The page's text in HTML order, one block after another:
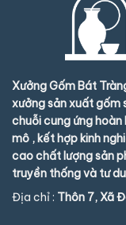
Xưởng Gốm Bát
xưởng sản xuất gốm
chuỗi cung ứng
mô , kết hợp kinh
cao chất lượng sản
truyền thống và tư
Địa chỉ : Thôn 7, Xã